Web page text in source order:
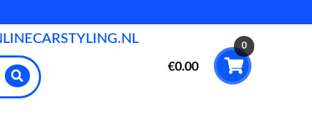
€0.00
0